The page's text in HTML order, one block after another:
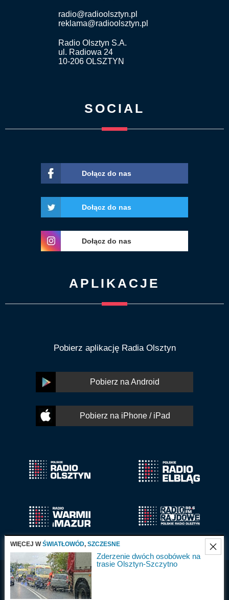
radio@radioolsztyn.pl
reklama@radioolsztyn.pl
Radio Olsztyn S.A.
ul. Radiowa 24
10-206 OLSZTYN
SOCIAL
Dołącz do nas
Dołącz do nas
Dołącz do nas
APLIKACJE
Pobierz aplikację Radia Olsztyn
Pobierz na Android
Pobierz na iPhone / iPad
Radio Olsztyn S.A.
WIĘCEJ WŚWIATŁOWÓD, SZCZESNE
Zderzenie dwóch osobówek na
trasie Olsztyn-Szczytno